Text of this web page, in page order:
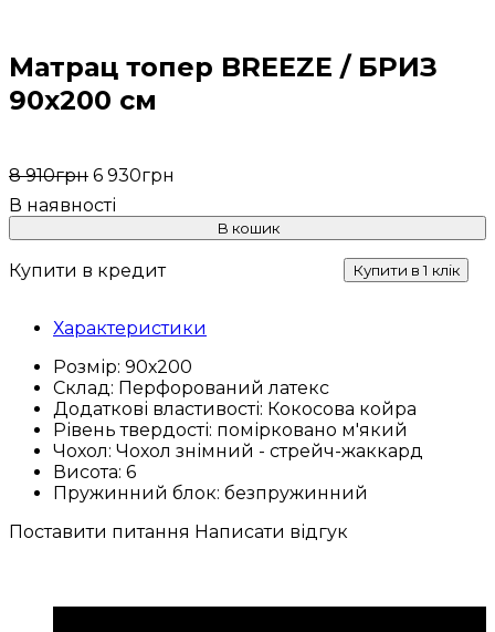
Матрац топер BREEZE / БРИЗ
90х200 см
8 910грн 6 930грн
В кошик
Купити в кредит Купити в 1 клік
Характеристики
Розмір: 90х200
Склад: Перфорований латекс
Додаткові властивості: Кокосова койра
Рівень твердості: помірковано м'який
Чохол: Чохол знімний - стрейч-жаккард
Висота: 6
Пружинний блок: безпружинний
Поставити питання Написати відгук